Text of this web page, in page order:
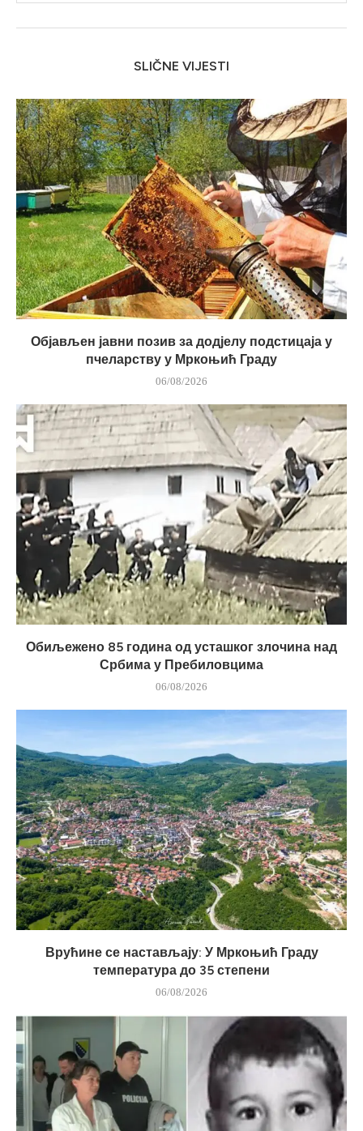
SLIČNE VIJESTI
Објављен јавни позив за додјелу подстицаја у
пчеларству у Мркоњић Граду
06/08/2026
Обиљежено 85 година од усташког злочина над
Србима у Пребиловцима
06/08/2026
Врућине се настављају: У Мркоњић Граду
температура до 35 степени
06/08/2026